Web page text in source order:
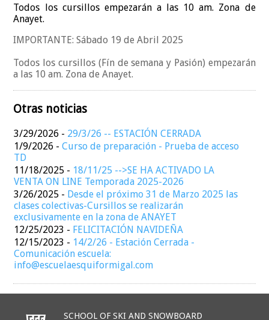
Todos los cursillos empezarán a las 10 am. Zona de
Anayet.
IMPORTANTE: Sábado 19 de Abril 2025
Todos los cursillos (Fín de semana y Pasión) empezarán
a las 10 am. Zona de Anayet.
Otras noticias
3/29/2026 - 29/3/26 -- ESTACIÓN CERRADA
1/9/2026 -Curso de preparación - Prueba de acceso
TD
11/18/2025 - 18/11/25 -->SE HA ACTIVADO LA
VENTA ON LINE Temporada 2025-2026
3/26/2025 - Desde el próximo 31 de Marzo 2025 las
clases colectivas-Cursillos se realizarán
exclusivamente en la zona de ANAYET
12/25/2023 - FELICITACIÓN NAVIDEÑA
12/15/2023 - 14/2/26 - Estación Cerrada -
Comunicación escuela:
info@escuelaesquiformigal.com
SCHOOL OF SKI AND SNOWBOARD